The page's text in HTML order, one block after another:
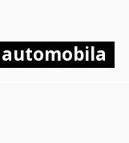
automobila